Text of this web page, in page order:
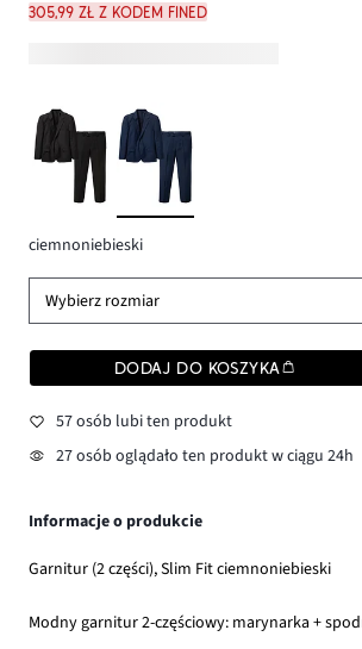
305,99 zł z kodem FINED
ciemnoniebieski
Wybierz rozmiar
DODAJ DO KOSZYKA
57 osób lubi ten produkt
27 osób oglądało ten produkt w ciągu 24h
Informacje o produkcie
Garnitur (2 części), Slim Fit ciemnoniebieski
Modny garnitur 2-częściowy: marynarka +